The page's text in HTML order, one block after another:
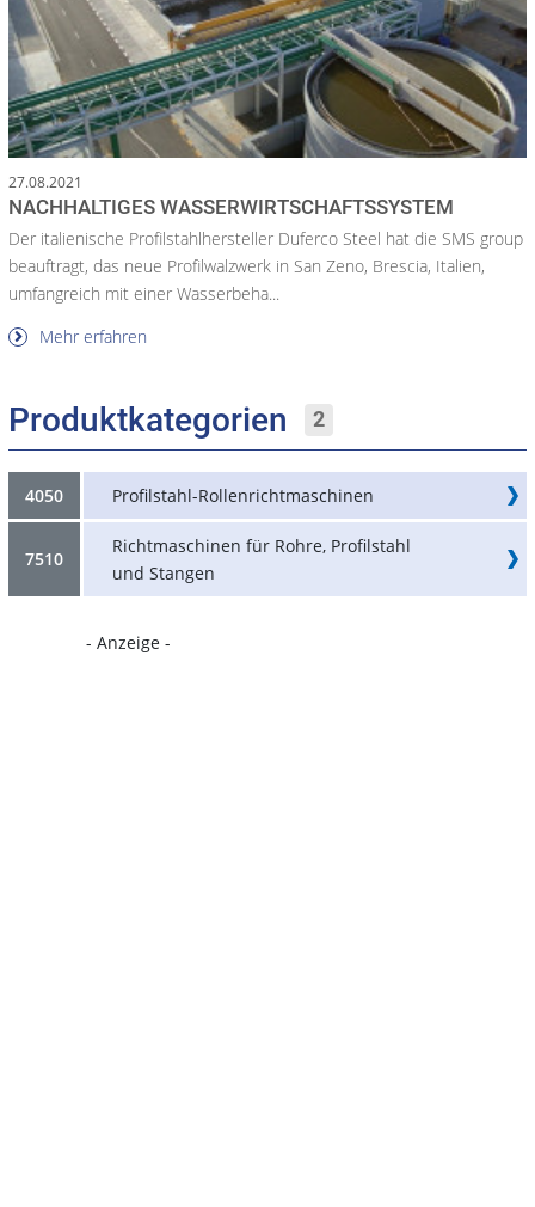
27.08.2021
NACHHALTIGES WASSERWIRTSCHAFTSSYSTEM
Der italienische Profilstahlhersteller Duferco Steel hat die SMS group
beauftragt, das neue Profilwalzwerk in San Zeno, Brescia, Italien,
umfangreich mit einer Wasserbeha...
Mehr erfahren
Produktkategorien 2
4050 Profilstahl-Rollenrichtmaschinen
7510
Richtmaschinen für Rohre, Profilstahl
und Stangen
- Anzeige -